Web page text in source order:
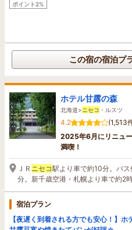
ポイント2%
この宿の宿泊プ
ホテル甘露の森
北海道> ニセコ ・ルスツ
4.2
(1,513
2025年6月にリニュ
満喫！
ＪＲ ニセコ駅より車で約10分。バ
分。新千歳空港・札幌より車で約2時
宿泊プラン
【夜遅く到着される方でも安心！】